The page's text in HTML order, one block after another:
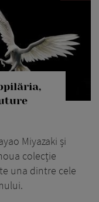
Miyazaki și
colecție
una dintre cele